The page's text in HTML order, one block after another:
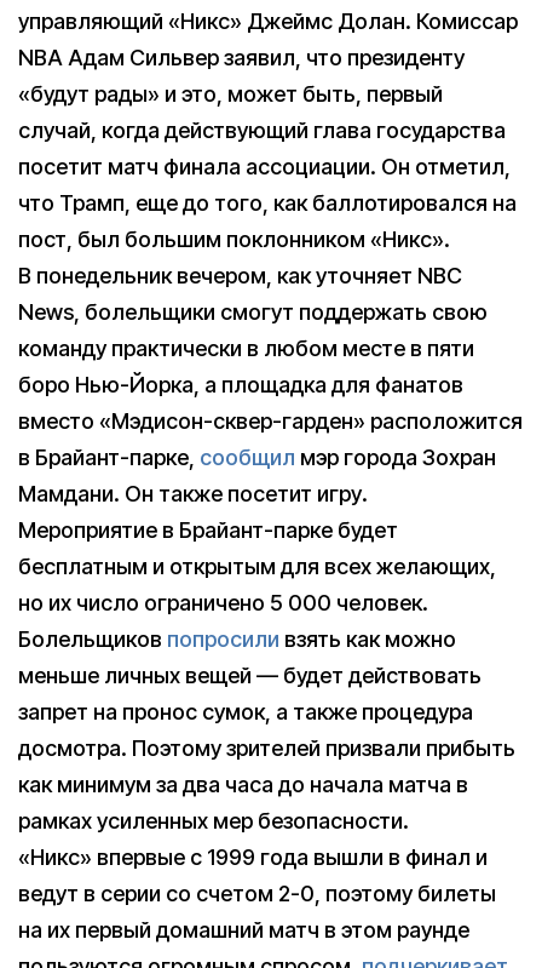
управляющий «Никс» Джеймс Долан. Комиссар
NBA Адам Сильвер заявил, что президенту
«будут рады» и это, может быть, первый
случай, когда действующий глава государства
посетит матч финала ассоциации. Он отметил,
что Трамп, еще до того, как баллотировался на
пост, был большим поклонником «Никс».
В понедельник вечером, как уточняет NBC
News, болельщики смогут поддержать свою
команду практически в любом месте в пяти
боро Нью-Йорка, а площадка для фанатов
вместо «Мэдисон-сквер-гарден» расположится
в Брайант-парке, сообщил мэр города Зохран
Мамдани. Он также посетит игру.
Мероприятие в Брайант-парке будет
бесплатным и открытым для всех желающих,
но их число ограничено 5 000 человек.
Болельщиков попросили взять как можно
меньше личных вещей — будет действовать
запрет на пронос сумок, а также процедура
досмотра. Поэтому зрителей призвали прибыть
как минимум за два часа до начала матча в
рамках усиленных мер безопасности.
«Никс» впервые с 1999 года вышли в финал и
ведут в серии со счетом 2-0, поэтому билеты
на их первый домашний матч в этом раунде